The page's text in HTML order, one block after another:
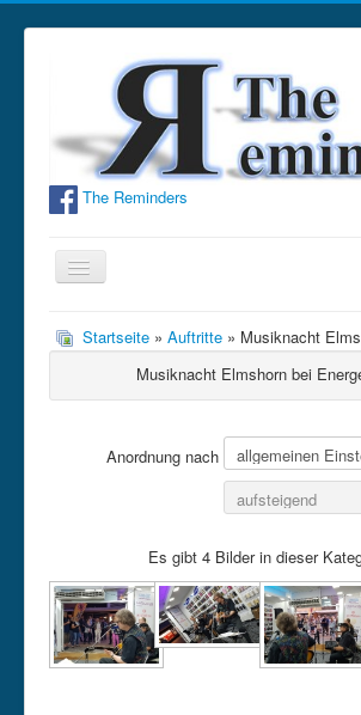
The Reminders
Navigation
an/aus
Home
Fotos
Hörproben
Datenschutz
Impressum
Startseite » Auftritte » Musiknacht
Musiknacht Elmshorn bei
Anordnung nach
Es gibt 4 Bilder in dieser